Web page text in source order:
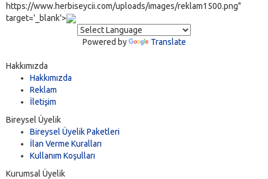
https://www.herbiseycii.com/uploads/images/reklam1500.png"
target='_blank'>
Powered by Translate
Hakkımızda
Hakkımızda
Reklam
İletişim
Bireysel Üyelik
Bireysel Üyelik Paketleri
İlan Verme Kuralları
Kullanım Koşulları
Kurumsal Üyelik